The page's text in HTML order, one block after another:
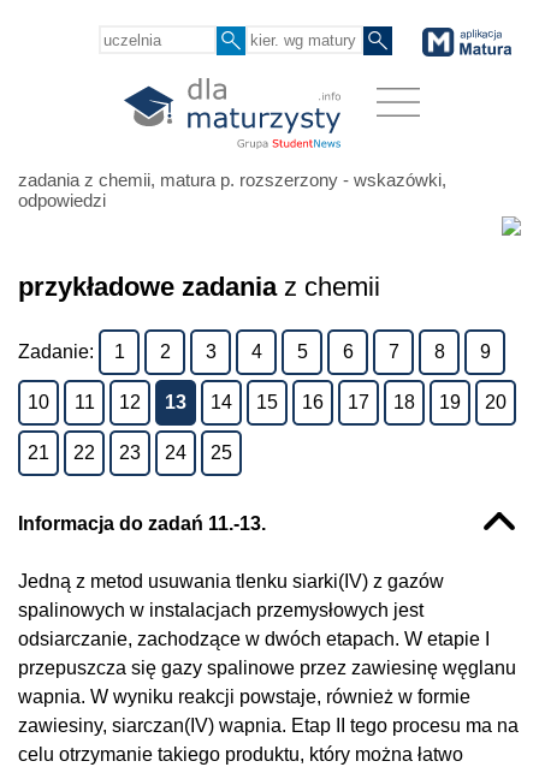
zadania z chemii, matura p. rozszerzony - wskazówki,
odpowiedzi
przykładowe zadaniaz chemii
Zadanie: 1 2 3 4 5 6 7 8 9
10 11 12 13 14 15 16 17 18 19 20
21 22 23 24 25
Informacja do zadań 11.-13.
Jedną z metod usuwania tlenku siarki(IV) z gazów
spalinowych w instalacjach przemysłowych jest
odsiarczanie, zachodzące w dwóch etapach. W etapie I
przepuszcza się gazy spalinowe przez zawiesinę węglanu
wapnia. W wyniku reakcji powstaje, również w formie
zawiesiny, siarczan(IV) wapnia. Etap II tego procesu ma na
celu otrzymanie takiego produktu, który można łatwo